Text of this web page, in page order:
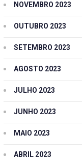
NOVEMBRO 2023
OUTUBRO 2023
SETEMBRO 2023
AGOSTO 2023
JULHO 2023
JUNHO 2023
MAIO 2023
ABRIL 2023